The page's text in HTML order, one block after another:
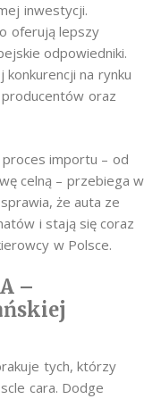
inwestycji.
oferują lepszy
odpowiedniki.
na rynku
oraz
proces importu – od
celną – przebiega w
że auta ze
i stają się coraz
w Polsce.
–
tych, którzy
cara. Dodge